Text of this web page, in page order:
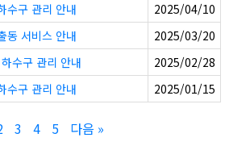
수구 관리 안내
2025/04/10
동 서비스 안내
2025/03/20
수구 관리 안내
2025/02/28
수구 관리 안내 2025/01/15
3 4 5 다음 »